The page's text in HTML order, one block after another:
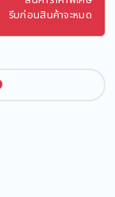
รีบก่อนสินค้าจะหมด